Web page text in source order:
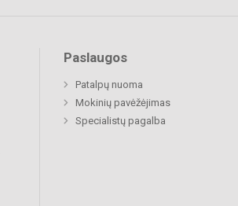
Paslaugos
Patalpų nuoma
Mokinių pavėžėjimas
Specialistų pagalba